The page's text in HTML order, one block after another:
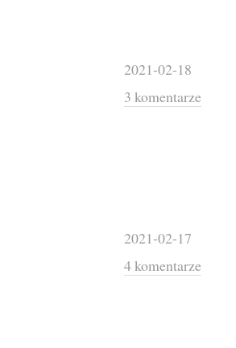
2021-02-18
3 komentarze
2021-02-17
4 komentarze